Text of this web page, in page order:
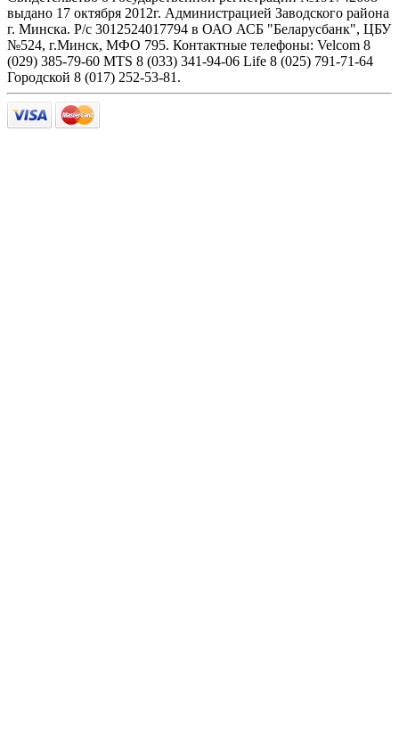
выдано 17 октября 2012г. Администрацией Заводского района
г. Минска. Р/с 3012524017794 в ОАО АСБ "Беларусбанк", ЦБУ
№524, г.Минск, МФО 795. Контактные телефоны: Velcom 8
(029) 385-79-60 MTS 8 (033) 341-94-06 Life 8 (025) 791-71-64
Городской 8 (017) 252-53-81.